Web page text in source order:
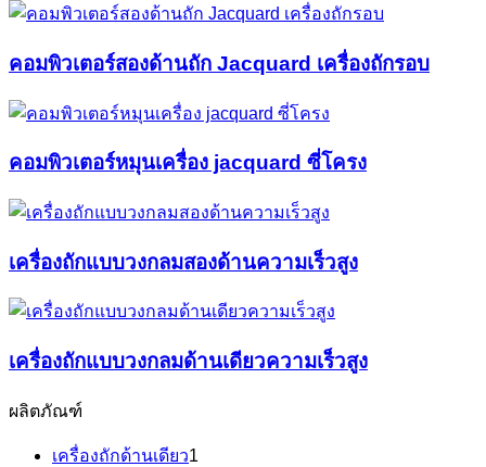
คอมพิวเตอร์สองด้านถัก Jacquard เครื่องถักรอบ
คอมพิวเตอร์หมุนเครื่อง jacquard ซี่โครง
เครื่องถักแบบวงกลมสองด้านความเร็วสูง
เครื่องถักแบบวงกลมด้านเดียวความเร็วสูง
ผลิตภัณฑ์
เครื่องถักด้านเดียว1